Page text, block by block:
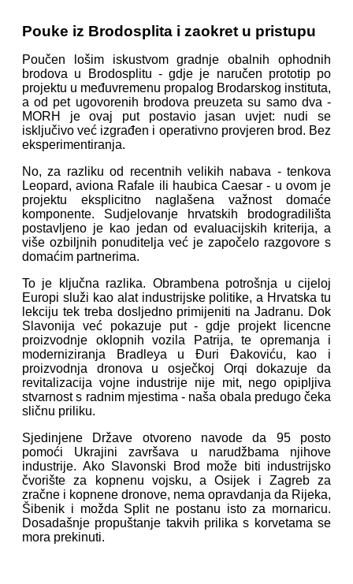
Pouke iz Brodosplita i zaokret u pristupu
Poučen lošim iskustvom gradnje obalnih ophodnih
brodova u Brodosplitu - gdje je naručen prototip po
projektu u međuvremenu propalog Brodarskog instituta,
a od pet ugovorenih brodova preuzeta su samo dva -
MORH je ovaj put postavio jasan uvjet: nudi se
isključivo već izgrađen i operativno provjeren brod. Bez
eksperimentiranja.
No, za razliku od recentnih velikih nabava - tenkova
Leopard, aviona Rafale ili haubica Caesar - u ovom je
projektu eksplicitno naglašena važnost domaće
komponente. Sudjelovanje hrvatskih brodogradilišta
postavljeno je kao jedan od evaluacijskih kriterija, a
više ozbiljnih ponuditelja već je započelo razgovore s
domaćim partnerima.
To je ključna razlika. Obrambena potrošnja u cijeloj
Europi služi kao alat industrijske politike, a Hrvatska tu
lekciju tek treba dosljedno primijeniti na Jadranu. Dok
Slavonija već pokazuje put - gdje projekt licencne
proizvodnje oklopnih vozila Patrija, te opremanja i
moderniziranja Bradleya u Đuri Đakoviću, kao i
proizvodnja dronova u osječkoj Orqi dokazuje da
revitalizacija vojne industrije nije mit, nego opipljiva
stvarnost s radnim mjestima - naša obala predugo čeka
sličnu priliku.
Sjedinjene Države otvoreno navode da 95 posto
pomoći Ukrajini završava u narudžbama njihove
industrije. Ako Slavonski Brod može biti industrijsko
čvorište za kopnenu vojsku, a Osijek i Zagreb za
zračne i kopnene dronove, nema opravdanja da Rijeka,
Šibenik i možda Split ne postanu isto za mornaricu.
Dosadašnje propuštanje takvih prilika s korvetama se
mora prekinuti.